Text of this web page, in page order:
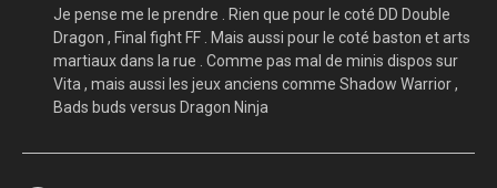
Je pense me le prendre . Rien que pour le coté DD Double
Dragon , Final fight FF . Mais aussi pour le coté baston et arts
martiaux dans la rue . Comme pas mal de minis dispos sur
Vita , mais aussi les jeux anciens comme Shadow Warrior ,
Bads buds versus Dragon Ninja